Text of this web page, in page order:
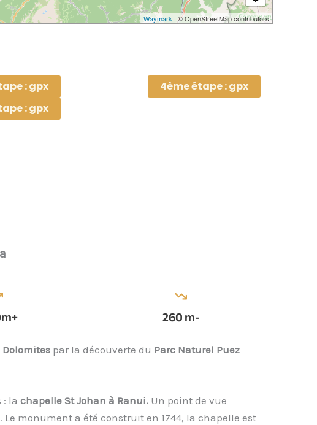
Waymark | © OpenStreetMap contributors
: gpx
: gpx
4ème étape : gpx
m+ 260m-
par la découverte du Parc Naturel Puez
: la chapelle St Johan à Ranui. Un point de vue
monument a été construit en 1744, la chapelle est